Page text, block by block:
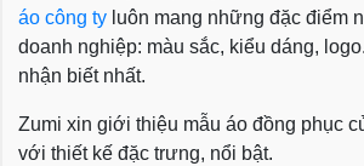
áo công ty luôn mang những đặc điểm
doanh nghiệp: màu sắc, kiểu dáng,
nhận biết nhất.
Zumi xin giới thiệu mẫu áo đồng phục
với thiết kế đặc trưng, nổi bật.